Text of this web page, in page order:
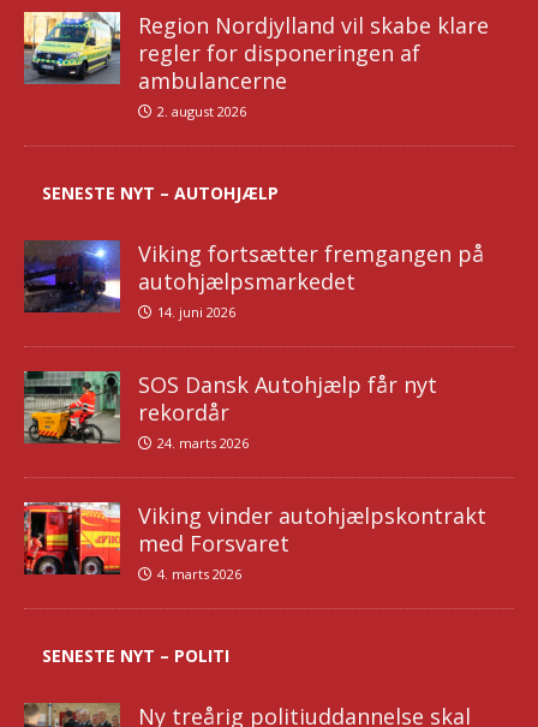
Region Nordjylland vil skabe klare
regler for disponeringen af
ambulancerne
2. august 2026
SENESTE NYT – AUTOHJÆLP
Viking fortsætter fremgangen på
autohjælpsmarkedet
14. juni 2026
SOS Dansk Autohjælp får nyt
rekordår
24. marts 2026
Viking vinder autohjælpskontrakt
med Forsvaret
4. marts 2026
SENESTE NYT – POLITI
Ny treårig politiuddannelse skal